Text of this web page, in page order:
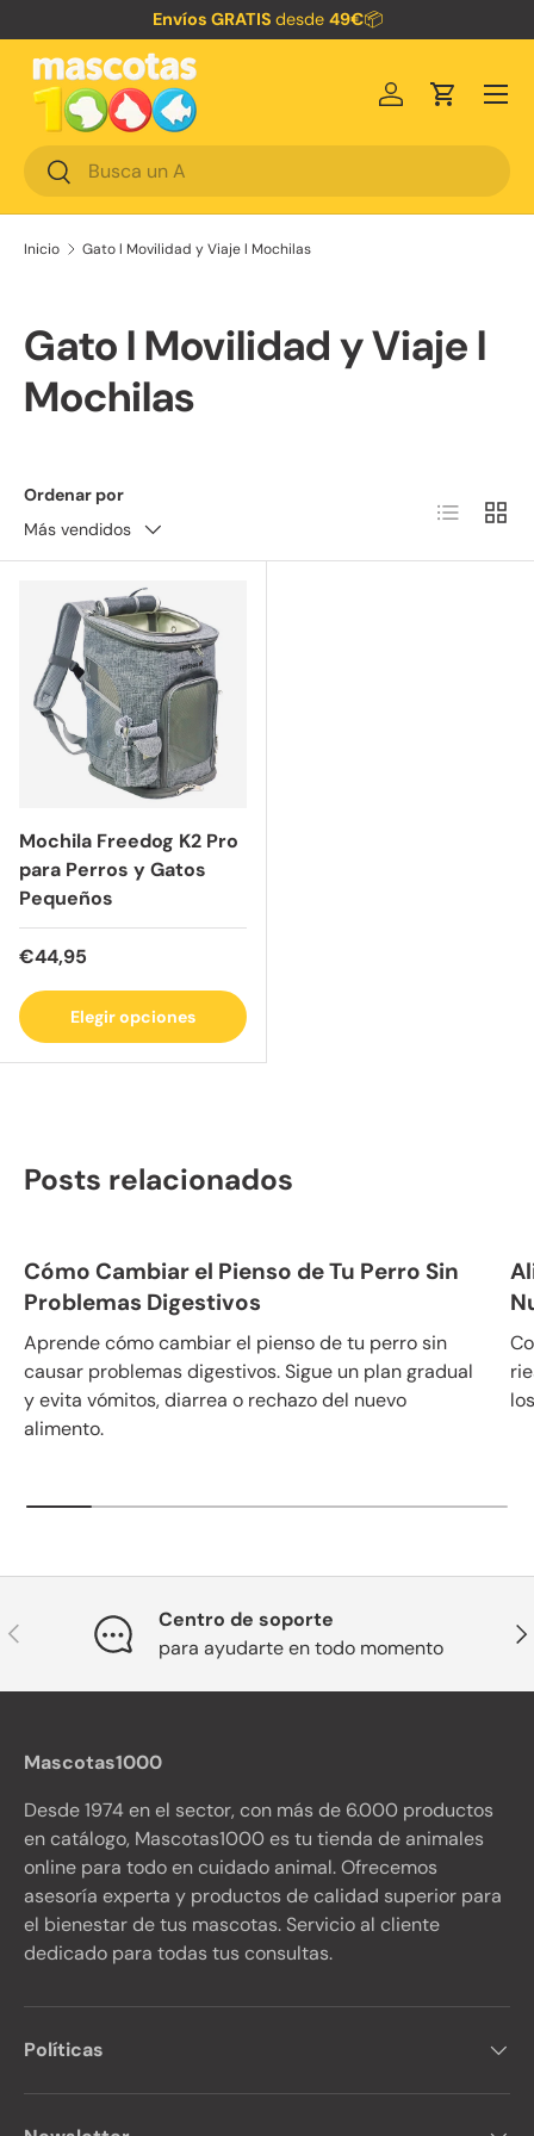
Envíos GRATIS desde 49€📦
Buscar
Buscar
Iniciar sesión
Carrito
Menú
Inicio Gato l Movilidad y Viaje l Mochilas
Gato l Movilidad y Viaje l
Mochilas
Ordenar por
Más vendidos
Lista
Mochila Freedog K2 Pro
para Perros y Gatos
Pequeños
Precio normal
€44,95
Elegir opciones
Posts relacionados
Cómo Cambiar el Pienso de Tu Perro Sin
Problemas Digestivos
Aprende cómo cambiar el pienso de tu perro sin
causar problemas digestivos. Sigue un plan gradual
y evita vómitos, diarrea o rechazo del nuevo
alimento.
Anterior
Centro de soporte
para ayudarte en todo momento
Mascotas1000
Desde 1974 en el sector, con más de 6.000 productos
en catálogo, Mascotas1000 es tu tienda de animales
online para todo en cuidado animal. Ofrecemos
asesoría experta y productos de calidad superior para
el bienestar de tus mascotas. Servicio al cliente
dedicado para todas tus consultas.
Políticas